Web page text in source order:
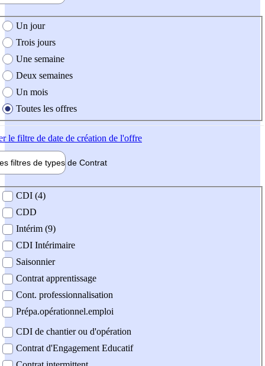
création de l'offre
Un jour
Trois jours
Une semaine
Deux semaines
Un mois
Toutes les offres
le filtre de date de création de l'offre
filtres de types de Contrat
contrat
CDI (4)
CDD
Intérim (9)
CDI Intérimaire
Saisonnier
Contrat apprentissage
Cont. professionnalisation
Prépa.opérationnel.emploi
CDI de chantier ou d'opération
Contrat d'Engagement Educatif